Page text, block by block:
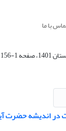
با ما
در اندیشه حضرت